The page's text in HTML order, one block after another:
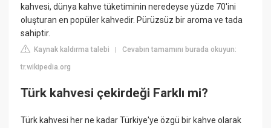
kahvesi, dünya kahve tüketiminin neredeyse yüzde 70'ini
oluşturan en popüler kahvedir. Pürüzsüz bir aroma ve tada
sahiptir.
Kaynak kaldırma talebi |Cevabın tamamını burada okuyun:
tr.wikipedia.org
Türk kahvesi çekirdeği Farklı mi?
Türk kahvesi her ne kadar Türkiye'ye özgü bir kahve olarak